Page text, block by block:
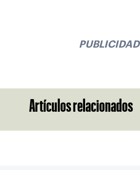
PUBLICIDAD
Artículos relacionados